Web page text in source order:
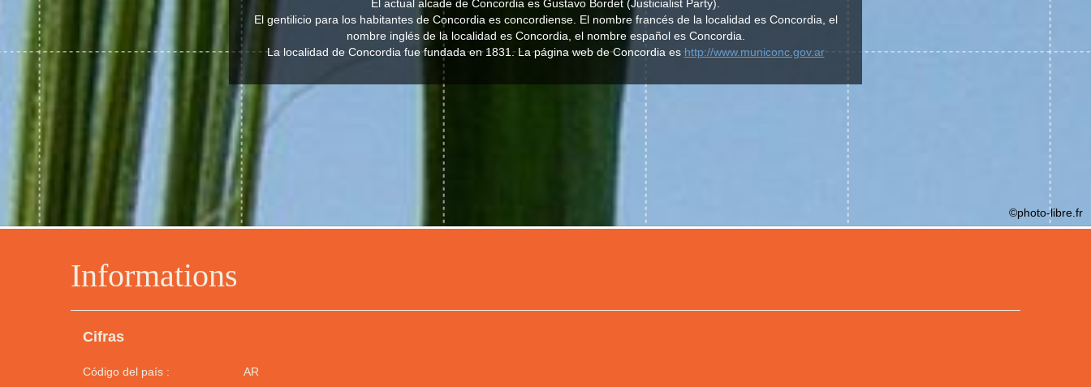
Informations
Cifras
Código del país : AR
El actual alcade de Concordia es Gustavo Bordet (Justicialist Party).
El gentilicio para los habitantes de Concordia es concordiense. El nombre francés de la localidad es Concordia, el
nombre inglés de la localidad es Concordia, el nombre español es Concordia.
La localidad de Concordia fue fundada en 1831. La página web de Concordia eshttp://www.municonc.gov.ar
©photo-libre.fr